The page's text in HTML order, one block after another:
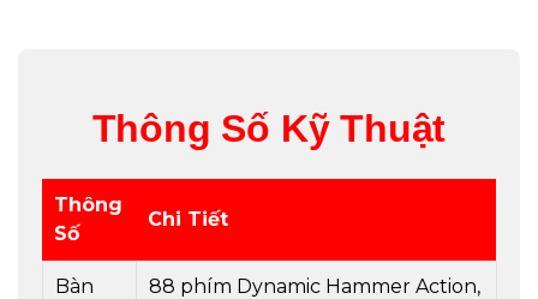
Thông Số Kỹ Thuật
Thông
Số
Chi Tiết
Bàn
88 phím Dynamic Hammer Action,